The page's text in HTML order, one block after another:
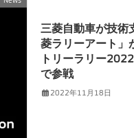
三菱自動車が技術
菱ラリーアート」
トリーラリー
で参戦
2022年11月18日